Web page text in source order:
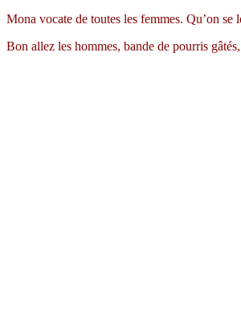
Mona vocate de toutes les femmes. Qu’on se
Bon allez les hommes, bande de pourris